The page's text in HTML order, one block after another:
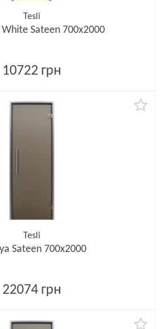
Tesli
Sateen 700х2000
10722 грн
Tesli
Sateen 700х2000
22074 грн